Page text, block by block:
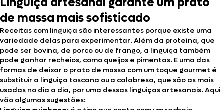
de massa mais sofisticado
Receitas com linguiça são interessantes porque existe uma
variedade delas para experimentar. Além da proteína, que
pode ser bovina, de porco ou de frango, a linguiça também
pode ganhar recheios, como queijos e pimentas. E uma das
formas de deixar o prato de massa com um toque gourmet é
substituir a linguiça toscana ou a calabresa, que são as mais
usadas no dia a dia, por uma dessas linguiças artesanais. Aqui
vão algumas sugestões: